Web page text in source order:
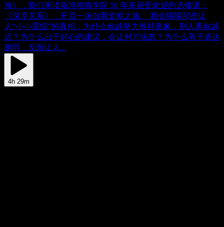
海》，我们来读斯坦福商学院 50 年来最受欢迎的选修课：
《深度关系》，开启一场自我觉察之旅。 我会聊聊那些让
人“小小震惊”的真相：为什么你越努力维持形象，别人离你越
远？为什么出于好心的建议，会让对方恼怒？为什么善于表达
脆弱，反而让人...
4h 29m